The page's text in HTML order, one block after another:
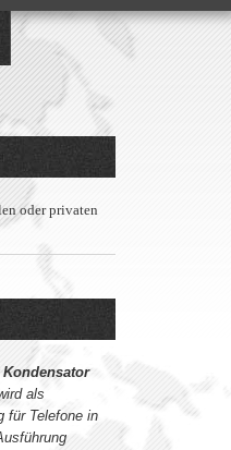
oder privaten
als
für Telefone in